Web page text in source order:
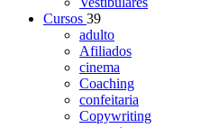
Cursos 39
adulto
Afiliados
cinema
Coaching
confeitaria
Copywriting